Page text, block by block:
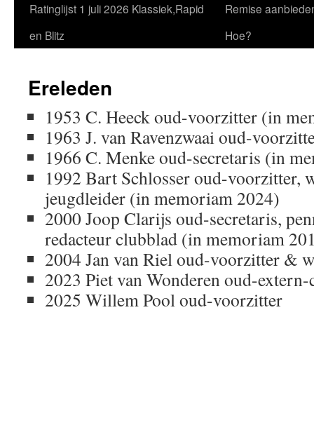
Ratinglijst 1 juli 2026 Klassiek,Rapid
en Blitz
Remise
Hoe?
Ereleden
1953 C. Heeck oud-voorzitter (in
1963 J. van Ravenzwaai oud-
1966 C. Menke oud-secretaris (in
1992 Bart Schlosser oud-voorzitter,
jeugdleider (in memoriam 2024)
2000 Joop Clarijs oud-secretaris,
redacteur clubblad (in memoriam
2004 Jan van Riel oud-voorzitter &
2023 Piet van Wonderen oud-
2025 Willem Pool oud-voorzitter